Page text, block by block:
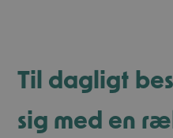
Til dagligt
sig med en